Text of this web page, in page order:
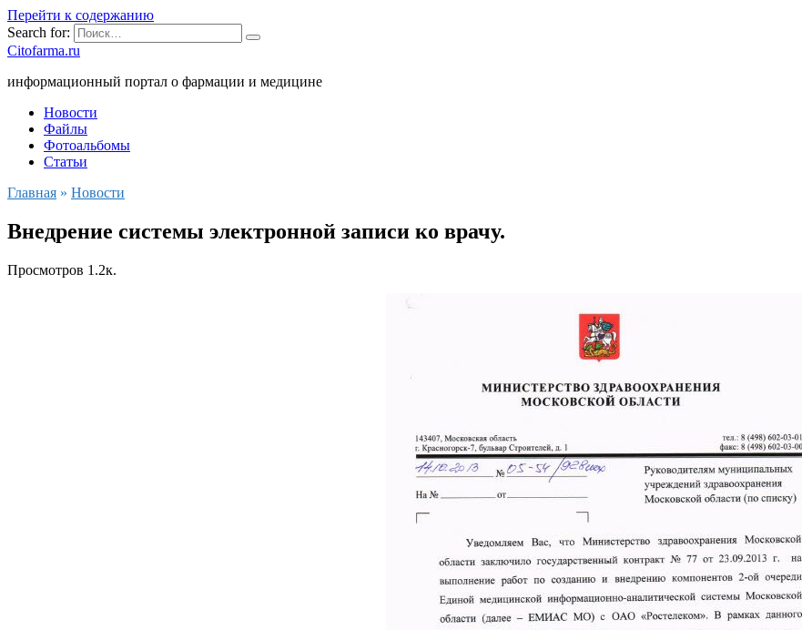
Перейти к содержанию
Search for:
Citofarma.ru
информационный портал о фармации и медицине
Новости
Файлы
Фотоальбомы
Статьи
Главная » Новости
Внедрение системы электронной записи ко врачу.
Просмотров 1.2к.